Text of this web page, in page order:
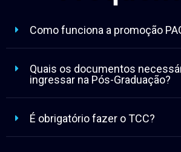
Como funciona a promoção
Quais os documentos
ingressar na Pós-Graduação?
É obrigatório fazer o TCC?